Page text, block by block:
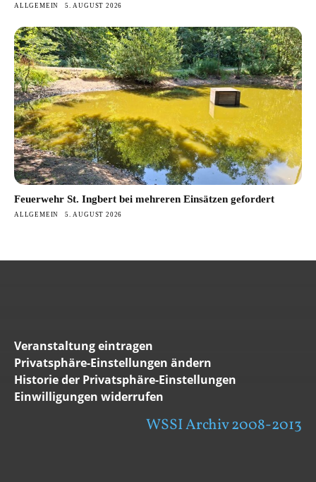
ALLGEMEIN 5. AUGUST 2026
Feuerwehr St. Ingbert bei mehreren Einsätzen gefordert
ALLGEMEIN 5. AUGUST 2026
Veranstaltung eintragen
Privatsphäre-Einstellungen ändern
Historie der Privatsphäre-Einstellungen
Einwilligungen widerrufen
WSSI Archiv 2008-2013